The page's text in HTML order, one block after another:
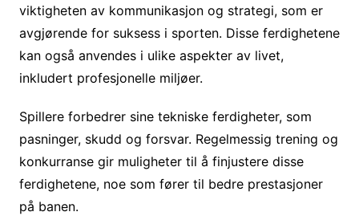
viktigheten av kommunikasjon og strategi, som er
avgjørende for suksess i sporten. Disse ferdighetene
kan også anvendes i ulike aspekter av livet,
inkludert profesjonelle miljøer.
Spillere forbedrer sine tekniske ferdigheter, som
pasninger, skudd og forsvar. Regelmessig trening og
konkurranse gir muligheter til å finjustere disse
ferdighetene, noe som fører til bedre prestasjoner
på banen.